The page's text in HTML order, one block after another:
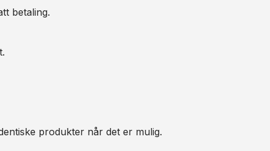
betaling.
produkter når det er mulig.